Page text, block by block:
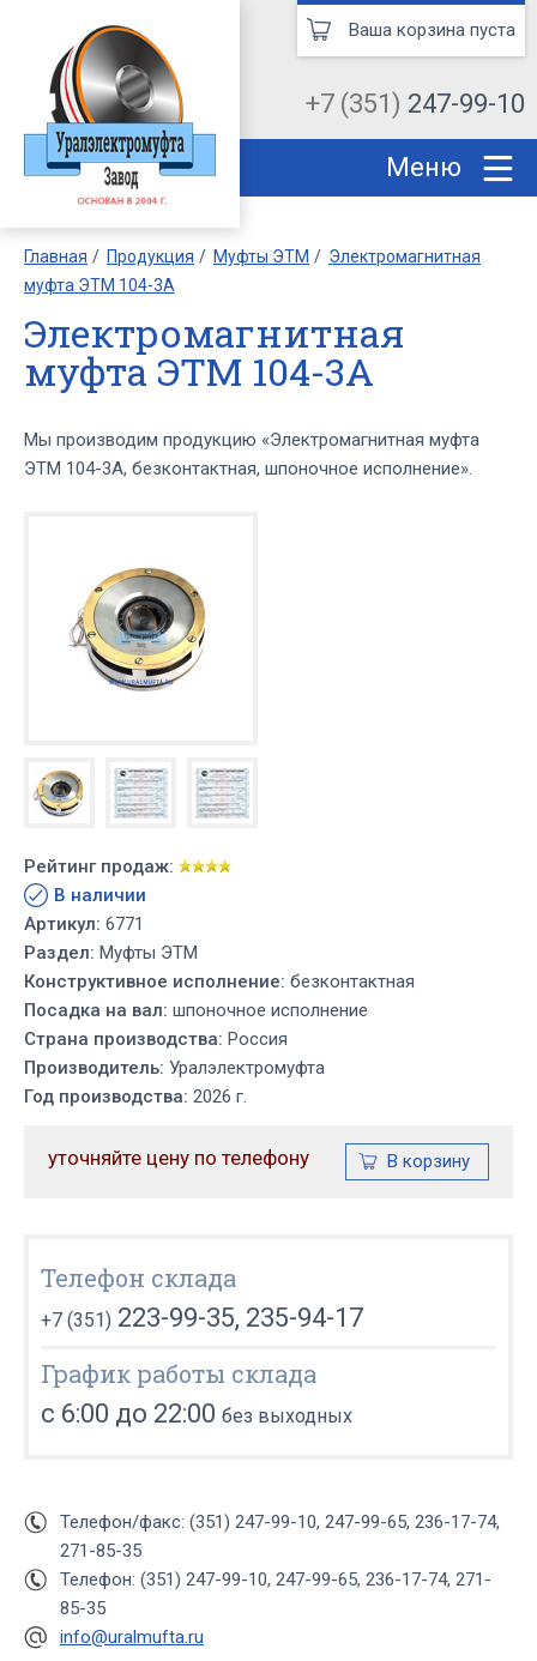
+7 (351) 247-99-10
Ваша корзина пуста
Меню
Главная Продукция Муфты ЭТМ
Электромагнитная
муфта ЭТМ 104-3А
Электромагнитная
муфта ЭТМ 104-3А
Мы производим продукцию «Электромагнитная муфта
ЭТМ 104-3А, безконтактная, шпоночное исполнение».
Рейтинг продаж:
В наличии
Артикул: 6771
Раздел: Муфты ЭТМ
Конструктивное исполнение: безконтактная
Посадка на вал: шпоночное исполнение
Страна производства: Россия
Производитель: Уралэлектромуфта
Год производства: 2026 г.
уточняйте цену по телефону
Телефон склада
+7 (351) 223-99-35, 235-94-17
График работы склада
с 6:00 до 22:00 без выходных
Телефон/факс: (351) 247-99-10, 247-99-65, 236-17-74,
271-85-35
Телефон: (351) 247-99-10, 247-99-65, 236-17-74, 271-
85-35
info@uralmufta.ru